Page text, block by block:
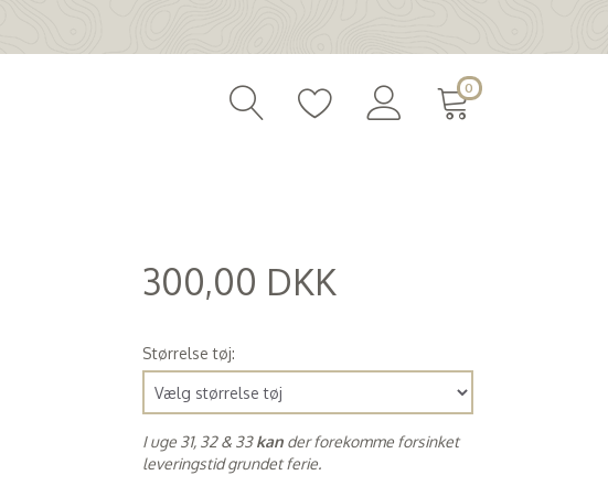
0
300,00 DKK
Størrelse tøj:
I uge 31, 32 & 33kan der forekomme forsinket
leveringstid grundet ferie.